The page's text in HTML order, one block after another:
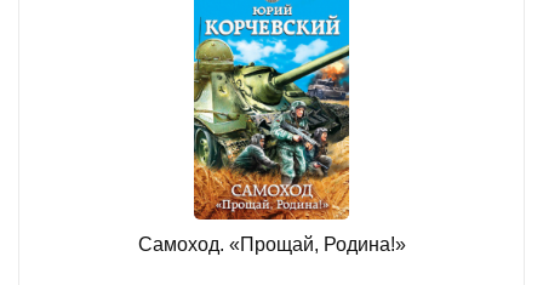
Самоход. «Прощай, Родина!»